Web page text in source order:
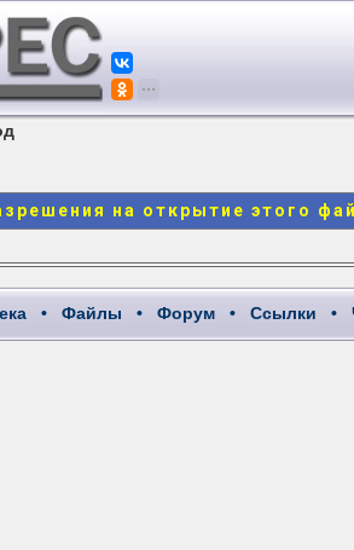
на открытие этого
• Файлы • Форум • Ссылки •